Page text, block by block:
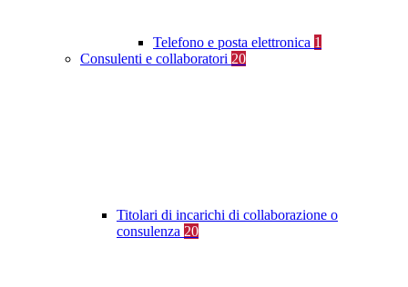
Telefono e posta elettronica 1
Consulenti e collaboratori 20
Titolari di incarichi di collaborazione o
consulenza 20